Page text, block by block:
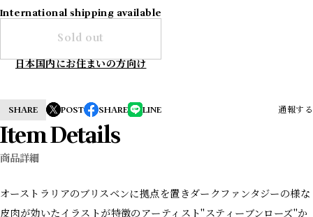
International shipping available
Sold out
日本国内にお住まいの方向け
SHARE POST SHARE LINE 通報する
Item Details
商品詳細
オーストラリアのブリスベンに拠点を置きダークファンタジーの様な
皮肉が効いたイラストが特徴のアーティスト"スティーブンローズ"か